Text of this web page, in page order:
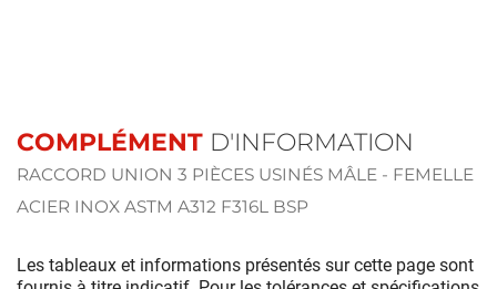
COMPLÉMENT D'INFORMATION
RACCORD UNION 3 PIÈCES USINÉS MÂLE - FEMELLE
ACIER INOX ASTM A312 F316L BSP
Les tableaux et informations présentés sur cette page sont